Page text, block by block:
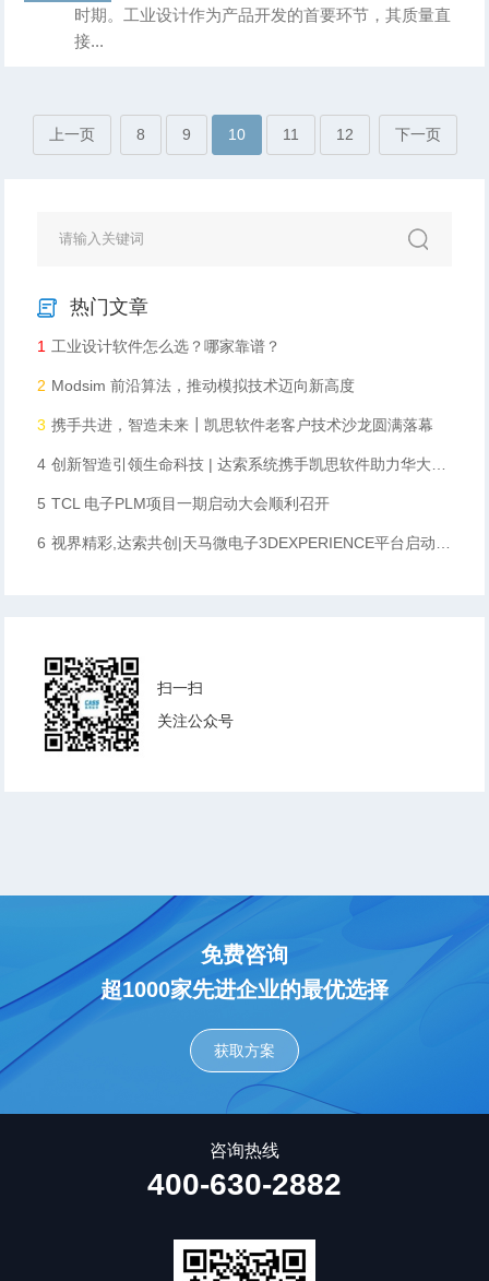
时期。工业设计作为产品开发的首要环节，其质量直
接...
上一页 8 9 10 11 12 下一页
热门文章
1 工业设计软件怎么选？哪家靠谱？
2 Modsim 前沿算法，推动模拟技术迈向新高度​
3 携手共进，智造未来┃凯思软件老客户技术沙龙圆满落幕
4 创新智造引领生命科技 | 达索系统携手凯思软件助力华大智造数字化升级
5 TCL 电子PLM项目一期启动大会顺利召开
6 视界精彩,达索共创|天马微电子3DEXPERIENCE平台启动会顺利召开
扫一扫
关注公众号
免费咨询
超1000家先进企业的最优选择
获取方案
咨询热线
400-630-2882